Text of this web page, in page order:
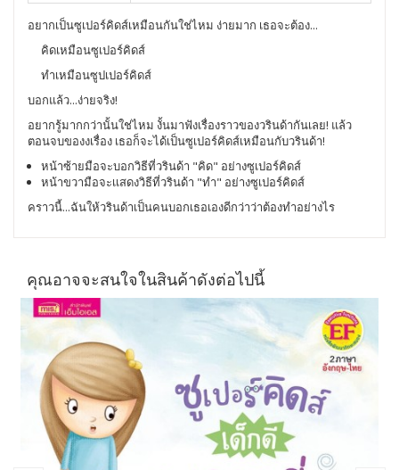
อยากเป็นซูเปอร์คิดส์เหมือนกันใช่ไหม ง่ายมาก เธอจะต้อง...
คิดเหมือนซูเปอร์คิดส์
ทำเหมือนซูปเปอร์คิดส์
บอกแล้ว...ง่ายจริง!
อยากรู้มากกว่านั้นใช่ไหม งั้นมาฟังเรื่องราวของวรินด้ากันเลย! แล้ว
ตอนจบของงเรื่อง เธอก็จะได้เป็นซูเปอร์คิดส์เหมือนกับวรินด้า!
หน้าซ้ายมือจะบอกวิธีที่วรินด้า "คิด" อย่างซูเปอร์คิดส์
หน้าขวามือจะเเสดงวิธีที่วรินด้า "ทำ" อย่างซูเปอร์คิดส์
คราวนี้...ฉันให้วรินด้าเป็นคนบอกเธอเองดีกว่าว่าต้องทำอย่างไร
คุณอาจจะสนใจในสินค้าดังต่อไปนี้